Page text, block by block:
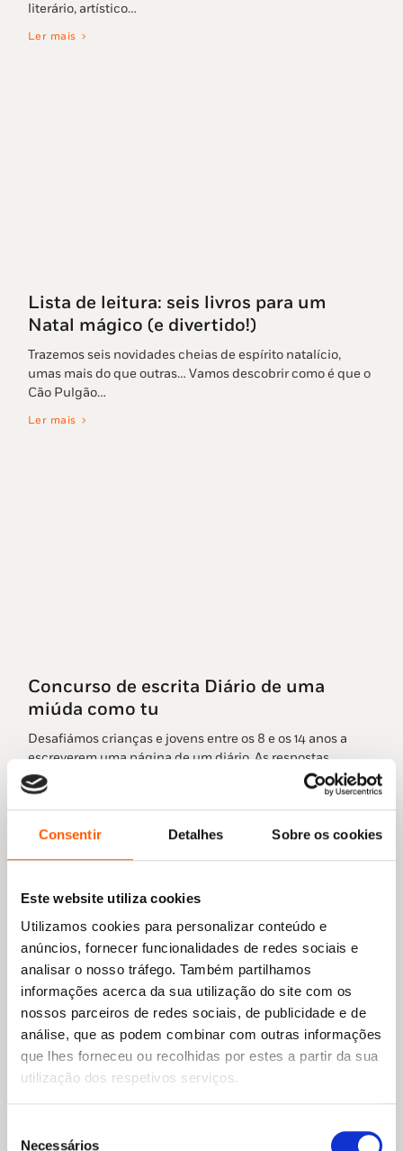
Consentir Detalhes Sobre os cookies
Este website utiliza cookies
Utilizamos cookies para personalizar conteúdo e
anúncios, fornecer funcionalidades de redes sociais e
analisar o nosso tráfego. Também partilhamos
informações acerca da sua utilização do site com os
nossos parceiros de redes sociais, de publicidade e de
análise, que as podem combinar com outras informações
que lhes forneceu ou recolhidas por estes a partir da sua
utilização dos respetivos serviços.
Necessários
literário, artístico…
Ler mais
Lista de leitura: seis livros para um
Natal mágico (e divertido!)
Trazemos seis novidades cheias de espírito natalício,
umas mais do que outras… Vamos descobrir como é que o
Cão Pulgão…
Ler mais
Concurso de escrita Diário de uma
miúda como tu
Desafiámos crianças e jovens entre os 8 e os 14 anos a
escreverem uma página de um diário. As respostas…
Ler mais
Concurso Diário de uma miúda como
tu!